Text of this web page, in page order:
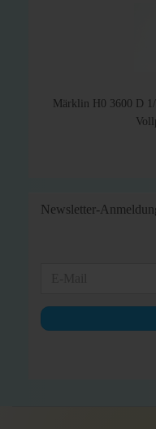
Märklin H0 3600 D
Newsletter-
NEWSLETTER-
ANMELDUNG